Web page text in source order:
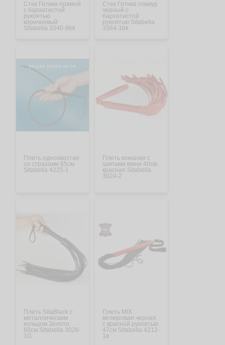
Стек Готика прямой
с бархатистой
рукоятью
коричневый
Sitabella 3340-8bk
Стек Готика гламур
черный с
бархатистой
рукоятью Sitabella
3364-1bk
Плеть однохвостая
со стразами 65см
Sitabella 4225-1
Плеть кожаная с
шипами мини 40см
красная Sitabella
3024-2
Плеть SitaBlaсk с
металлическим
кольцом Золото
60см Sitabella 3026-
1G
Плеть MIX
велюровая черная
с красной рукоятью
47см Sitabella 4212-
1в